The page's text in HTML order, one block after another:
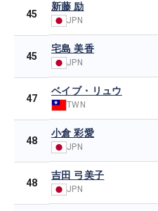
45
新藤 励
JPN
45
宅島 美香
JPN
47
ベイブ・リュウ
TWN
48
小倉 彩愛
JPN
48
吉田 弓美子
JPN